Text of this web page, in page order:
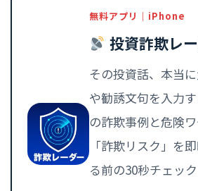
無料アプリ｜iPhone
投資詐欺レ
その投資話、本当
や勧誘文句を入力
の詐欺事例と危険
「詐欺リスク」を
る前の30秒チェック